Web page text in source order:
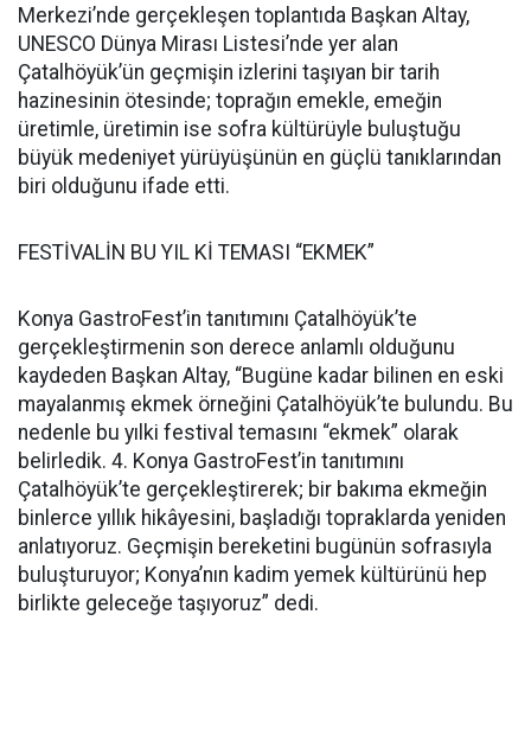
Merkezi’nde gerçekleşen toplantıda Başkan Altay,
UNESCO Dünya Mirası Listesi’nde yer alan
Çatalhöyük’ün geçmişin izlerini taşıyan bir tarih
hazinesinin ötesinde; toprağın emekle, emeğin
üretimle, üretimin ise sofra kültürüyle buluştuğu
büyük medeniyet yürüyüşünün en güçlü tanıklarından
biri olduğunu ifade etti.
FESTİVALİN BU YIL Kİ TEMASI “EKMEK”
Konya GastroFest’in tanıtımını Çatalhöyük’te
gerçekleştirmenin son derece anlamlı olduğunu
kaydeden Başkan Altay, “Bugüne kadar bilinen en eski
mayalanmış ekmek örneğini Çatalhöyük’te bulundu. Bu
nedenle bu yılki festival temasını “ekmek” olarak
belirledik. 4. Konya GastroFest’in tanıtımını
Çatalhöyük’te gerçekleştirerek; bir bakıma ekmeğin
binlerce yıllık hikâyesini, başladığı topraklarda yeniden
anlatıyoruz. Geçmişin bereketini bugünün sofrasıyla
buluşturuyor; Konya’nın kadim yemek kültürünü hep
birlikte geleceğe taşıyoruz” dedi.